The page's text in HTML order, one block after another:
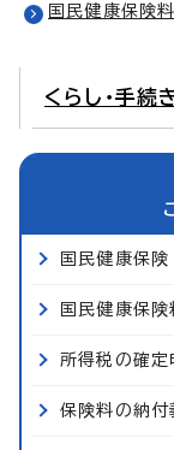
国民健康保険
くらし・手続
国民健康保険
国民健康保
所得税の確定
保険料の納付